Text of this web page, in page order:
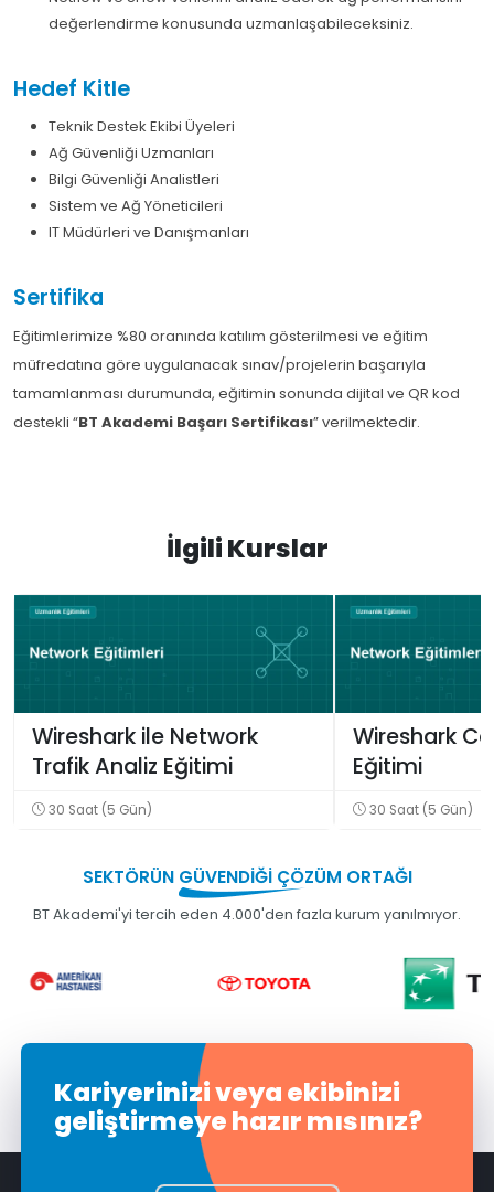
değerlendirme konusunda uzmanlaşabileceksiniz.
Hedef Kitle
Teknik Destek Ekibi Üyeleri
Ağ Güvenliği Uzmanları
Bilgi Güvenliği Analistleri
Sistem ve Ağ Yöneticileri
IT Müdürleri ve Danışmanları
Sertifika
Eğitimlerimize %80 oranında katılım gösterilmesi ve eğitim
müfredatına göre uygulanacak sınav/projelerin başarıyla
tamamlanması durumunda, eğitimin sonunda dijital ve QR kod
destekli “BT Akademi Başarı Sertifikası” verilmektedir.
İlgili Kurslar
Wireshark ile Network
Trafik Analiz Eğitimi
30 Saat (5 Gün)
Wireshark
Eğitimi
30 Saat (5 Gün)
SEKTÖRÜN GÜVENDİĞİÇÖZÜM ORTAĞI
BT Akademi'yi tercih eden 4.000'den fazla kurum yanılmıyor.
Kariyerinizi veya ekibinizi
geliştirmeye hazır mısınız?